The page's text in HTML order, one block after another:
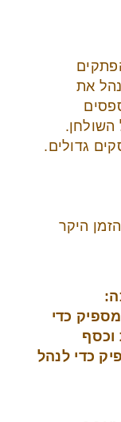
את
השולחן.
היקר
כדי
וכסף
כדי לנהל